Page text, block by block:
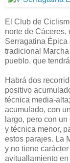
El Club de
norte de Cáceres,
Serragatina Épica
tradicional
pueblo, que
Habrá dos
positivo
técnica media-
acumulado, con
largo, pero con
y técnica menor,
estos parajes. La
y no tiene
avituallamiento